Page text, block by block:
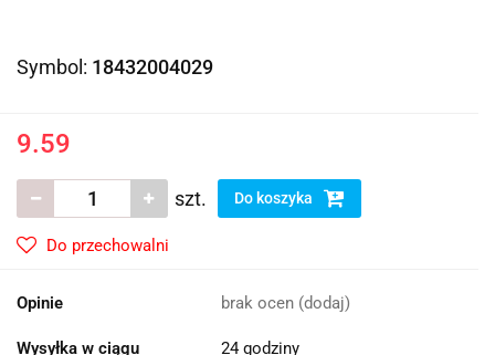
Symbol: 18432004029
9.59
szt. Do koszyka
Do przechowalni
Opinie brak ocen (dodaj)
Wysyłka w ciągu 24 godziny